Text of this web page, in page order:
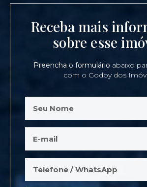
Receba mais
sobre esse
Preencha o formulário abaixo
com o Godoy dos